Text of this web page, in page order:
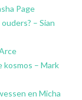
Page
– Sian
kosmos – Mark
en Micha